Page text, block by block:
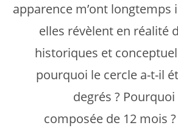
apparence m’ont longtemps
elles révèlent en réalité
historiques et
pourquoi le cercle a-t-il
degrés ? Pourquoi
composée de 12 mois